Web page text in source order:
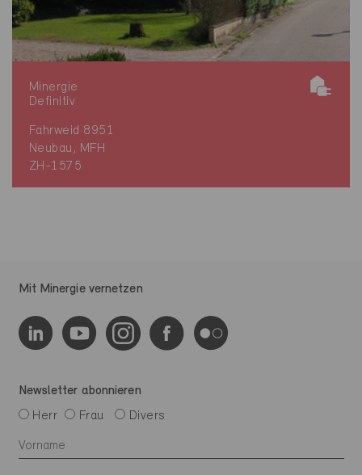
Minergie
Definitiv
Fahrweid 8951
Neubau, MFH
ZH-1575
Mit Minergie vernetzen
Newsletter abonnieren
Herr
Frau Divers